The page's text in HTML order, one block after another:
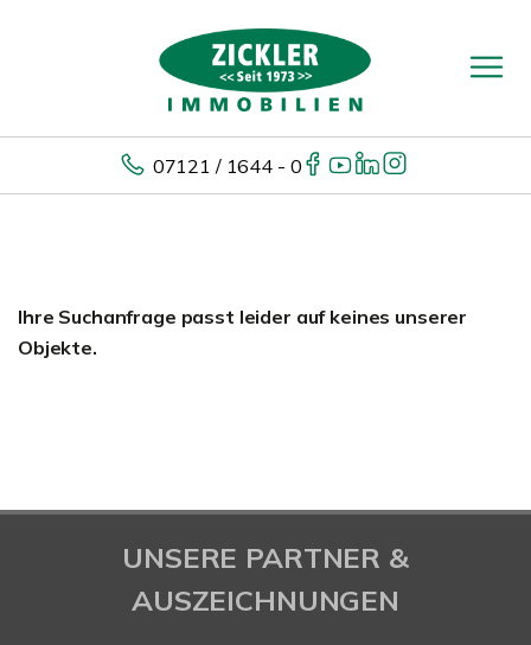
07121 / 1644 - 0
Ihre Suchanfrage passt leider auf keines unserer
Objekte.
UNSERE PARTNER &
AUSZEICHNUNGEN